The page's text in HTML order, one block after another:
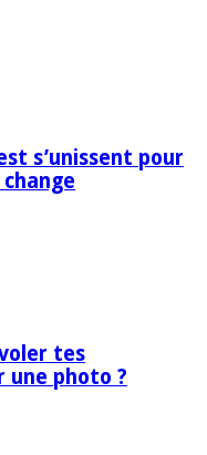
s’unissent pour
tes
une photo ?